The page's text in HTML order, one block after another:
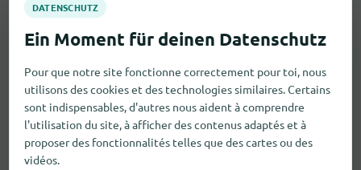
Pour que notre site fonctionne correctement pour toi, nous
utilisons des cookies et des technologies similaires. Certains
sont indispensables, d'autres nous aident à comprendre
l'utilisation du site, à afficher des contenus adaptés et à
proposer des fonctionnalités telles que des cartes ou des
vidéos.